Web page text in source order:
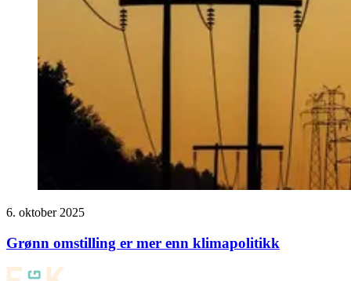
6. oktober 2025
Grønn omstilling er mer enn klimapolitikk